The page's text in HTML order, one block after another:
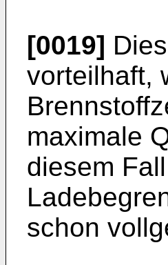
[0019]
vorteilhaft,
maximale
diesem
schon